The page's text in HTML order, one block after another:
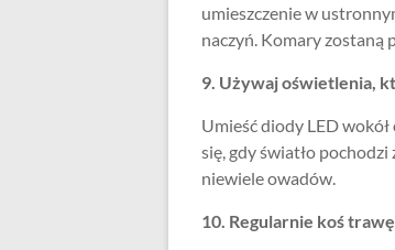
umieszczenie w
naczyń. Komary zostaną
9. Używaj oświetlenia,
Umieść diody LED
się, gdy światło
niewiele owadów.
10. Regularnie koś